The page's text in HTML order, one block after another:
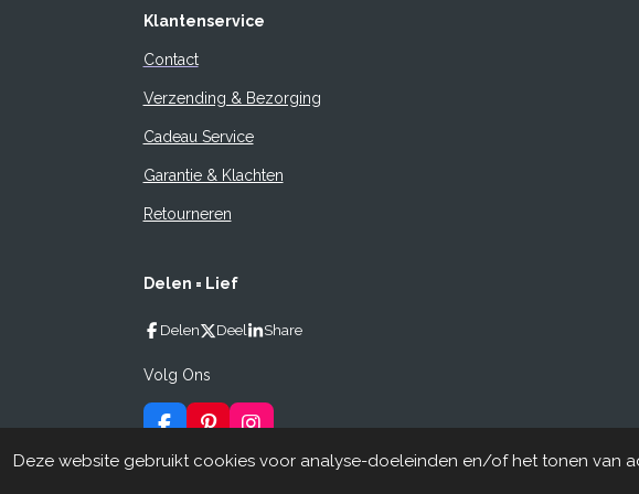
Deze website gebruikt cookies voor analyse-doeleinden en/of het tonen van
Klantenservice
Contact
Verzending & Bezorging
Cadeau Service
Garantie & Klachten
Retourneren
Delen = Lief
Delen Deel Share
Volg Ons
F
a
c
P
n
I
s
© 2020-2026 FancyType